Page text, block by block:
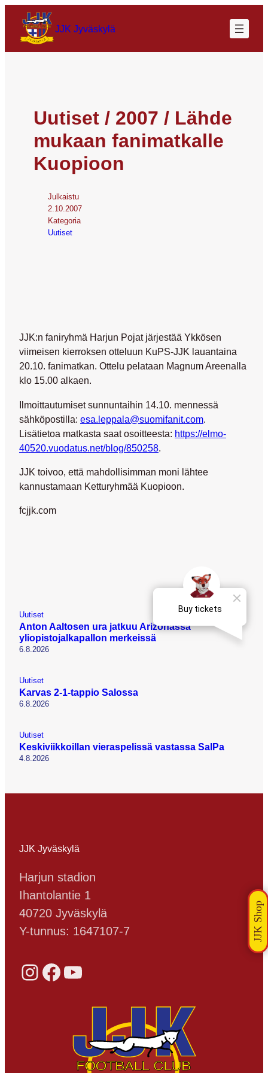
JJK Jyväskylä
Uutiset / 2007 / Lähde
mukaan fanimatkalle
Kuopioon
Julkaistu
2.10.2007
Kategoria
Uutiset
JJK:n faniryhmä Harjun Pojat järjestää Ykkösen
viimeisen kierroksen otteluun KuPS-JJK lauantaina
20.10. fanimatkan. Ottelu pelataan Magnum Areenalla
klo 15.00 alkaen.
Ilmoittautumiset sunnuntaihin 14.10. mennessä
sähköpostilla: esa.leppala@suomifanit.com.
Lisätietoa matkasta saat osoitteesta: https://elmo-
40520.vuodatus.net/blog/850258.
JJK toivoo, että mahdollisimman moni lähtee
kannustamaan Ketturyhmää Kuopioon.
fcjjk.com
Uutiset
Anton Aaltosen ura jatkuu Arizonassa
yliopistojalkapallon merkeissä
6.8.2026
Uutiset
Karvas 2-1-tappio Salossa
6.8.2026
Uutiset
Keskiviikkoillan vieraspelissä vastassa SalPa
4.8.2026
JJK Jyväskylä
Harjun stadion
Ihantolantie 1
40720 Jyväskylä
Y-tunnus: 1647107-7
Instagram Facebook YouTube